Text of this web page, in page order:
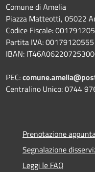
Comune di Amelia
Piazza Matteotti, 05022
Codice Fiscale:
Partita IVA: 00179120555
IBAN:
PEC:
Centralino Unico: 0744
Prenotazione
Segnalazione
Leggi le FAQ